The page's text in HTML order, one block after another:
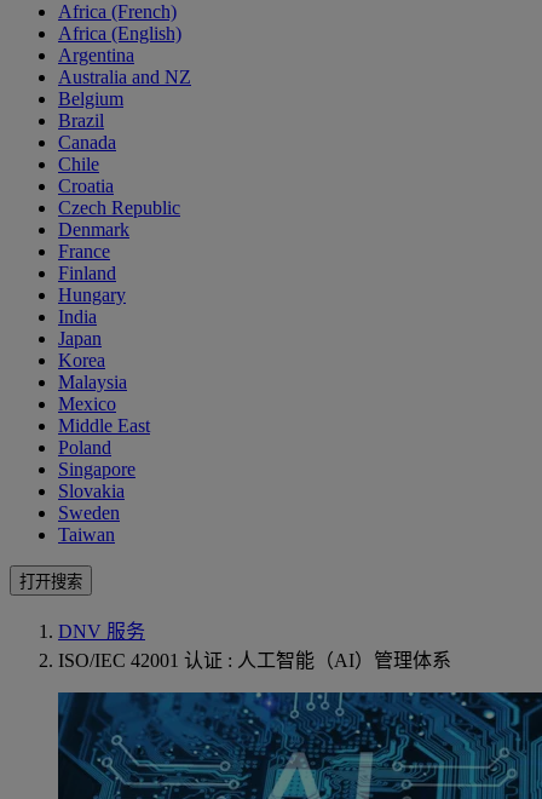
Africa (French)
Africa (English)
Argentina
Australia and NZ
Belgium
Brazil
Canada
Chile
Croatia
Czech Republic
Denmark
France
Finland
Hungary
India
Japan
Korea
Malaysia
Mexico
Middle East
Poland
Singapore
Slovakia
Sweden
Taiwan
打开搜索
DNV 服务
ISO/IEC 42001 认证 : 人工智能（AI）管理体系